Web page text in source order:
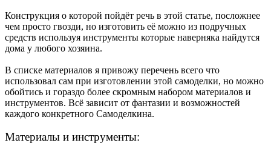
Конструкция о которой пойдёт речь в этой статье, посложнее
чем просто гвозди, но изготовить её можно из подручных
средств используя инструменты которые наверняка найдутся
дома у любого хозяина.
В списке материалов я привожу перечень всего что
использовал сам при изготовлении этой самоделки, но можно
обойтись и гораздо более скромным набором материалов и
инструментов. Всё зависит от фантазии и возможностей
каждого конкретного Самоделкина.
Материалы и инструменты: